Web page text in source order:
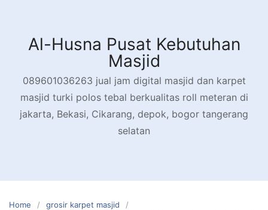
contentAl-Husna Pusat Kebutuhan
Masjid
089601036263 jual jam digital masjid dan karpet
masjid turki polos tebal berkualitas roll meteran di
jakarta, Bekasi, Cikarang, depok, bogor tangerang
selatan
Home
grosir karpet masjid